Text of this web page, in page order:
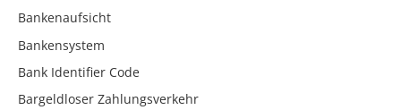
Bankenaufsicht
Bankensystem
Bank Identifier Code
Bargeldloser Zahlungsverkehr